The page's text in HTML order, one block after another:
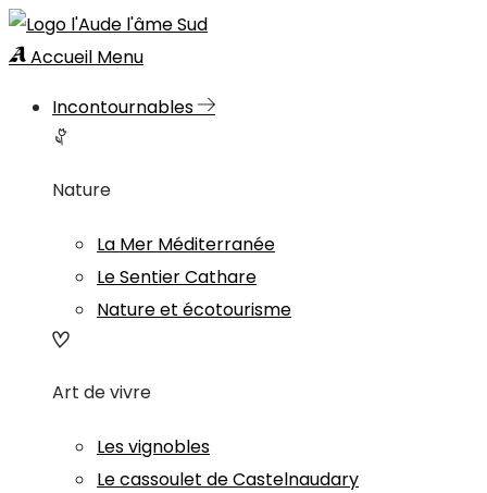
Accueil Menu
Incontournables
Nature
La Mer Méditerranée
Le Sentier Cathare
Nature et écotourisme
Art de vivre
Les vignobles
Le cassoulet de Castelnaudary